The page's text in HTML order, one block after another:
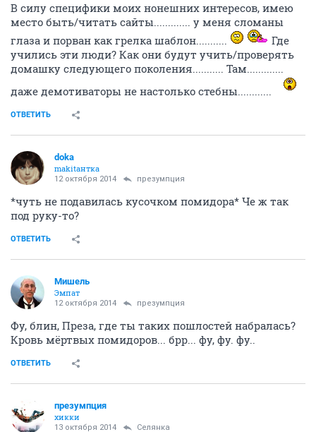
В силу специфики моих нонешних интересов, имею
место быть/читать сайты............. у меня сломаны
глаза и порван как грелка шаблон...........
Где
учились эти люди? Как они будут учить/проверять
домашку следующего поколения........... Там.............
даже демотиваторы не настолько стебны............
ОТВЕТИТЬ
doka
makitaнтка
12 октября 2014 презумпция
*чуть не подавилась кусочком помидора* Че ж так
под руку-то?
ОТВЕТИТЬ
Мишель
Эмпат
12 октября 2014 презумпция
Фу, блин, Преза, где ты таких пошлостей набралась?
Кровь мёртвых помидоров... брр... фу, фу. фу..
ОТВЕТИТЬ
презумпция
хикки
13 октября 2014 Сeлянка